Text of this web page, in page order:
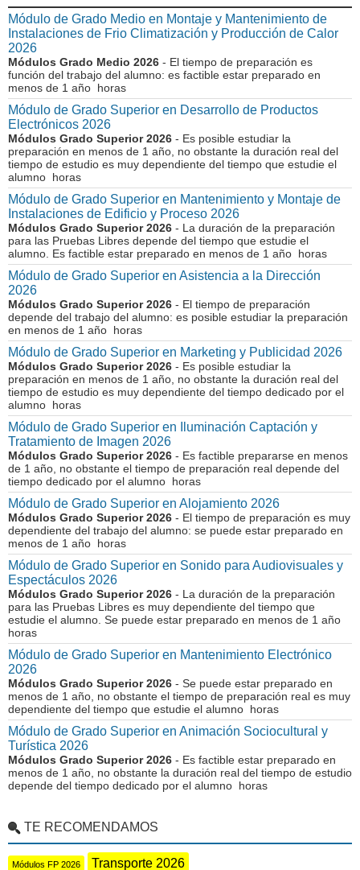
Módulo de Grado Medio en Montaje y Mantenimiento de
Instalaciones de Frio Climatización y Producción de Calor
2026
Módulos Grado Medio 2026 - El tiempo de preparación es
función del trabajo del alumno: es factible estar preparado en
menos de 1 año horas
Módulo de Grado Superior en Desarrollo de Productos
Electrónicos 2026
Módulos Grado Superior 2026 - Es posible estudiar la
preparación en menos de 1 año, no obstante la duración real del
tiempo de estudio es muy dependiente del tiempo que estudie el
alumno horas
Módulo de Grado Superior en Mantenimiento y Montaje de
Instalaciones de Edificio y Proceso 2026
Módulos Grado Superior 2026 - La duración de la preparación
para las Pruebas Libres depende del tiempo que estudie el
alumno. Es factible estar preparado en menos de 1 año horas
Módulo de Grado Superior en Asistencia a la Dirección
2026
Módulos Grado Superior 2026 - El tiempo de preparación
depende del trabajo del alumno: es posible estudiar la preparación
en menos de 1 año horas
Módulo de Grado Superior en Marketing y Publicidad 2026
Módulos Grado Superior 2026 - Es posible estudiar la
preparación en menos de 1 año, no obstante la duración real del
tiempo de estudio es muy dependiente del tiempo dedicado por el
alumno horas
Módulo de Grado Superior en Iluminación Captación y
Tratamiento de Imagen 2026
Módulos Grado Superior 2026 - Es factible prepararse en menos
de 1 año, no obstante el tiempo de preparación real depende del
tiempo dedicado por el alumno horas
Módulo de Grado Superior en Alojamiento 2026
Módulos Grado Superior 2026 - El tiempo de preparación es muy
dependiente del trabajo del alumno: se puede estar preparado en
menos de 1 año horas
Módulo de Grado Superior en Sonido para Audiovisuales y
Espectáculos 2026
Módulos Grado Superior 2026 - La duración de la preparación
para las Pruebas Libres es muy dependiente del tiempo que
estudie el alumno. Se puede estar preparado en menos de 1 año
horas
Módulo de Grado Superior en Mantenimiento Electrónico
2026
Módulos Grado Superior 2026 - Se puede estar preparado en
menos de 1 año, no obstante el tiempo de preparación real es muy
dependiente del tiempo que estudie el alumno horas
Módulo de Grado Superior en Animación Sociocultural y
Turística 2026
Módulos Grado Superior 2026 - Es factible estar preparado en
menos de 1 año, no obstante la duración real del tiempo de estudio
depende del tiempo dedicado por el alumno horas
TE RECOMENDAMOS
Módulos FP 2026 Transporte 2026